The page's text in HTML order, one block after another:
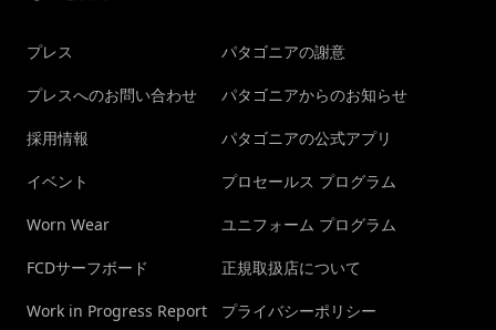
プレス
プレスへのお問い合わせ
採用情報
イベント
Worn Wear
FCDサーフボード
Work in Progress Report
パタゴニアの謝意
パタゴニアからのお知らせ
パタゴニアの公式アプリ
プロセールス プログラム
ユニフォーム プログラム
正規取扱店について
プライバシーポリシー